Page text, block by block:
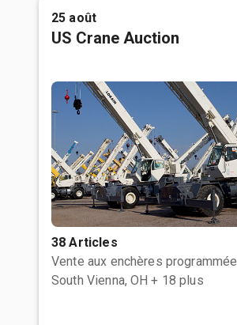
25 août
US Crane Auction
38 Articles
Vente aux enchères programmée
South Vienna, OH + 18 plus